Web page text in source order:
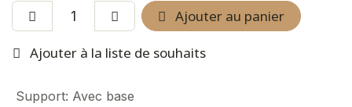
Ajouter au panier
Ajouter à la liste de souhaits
Support: Avec base